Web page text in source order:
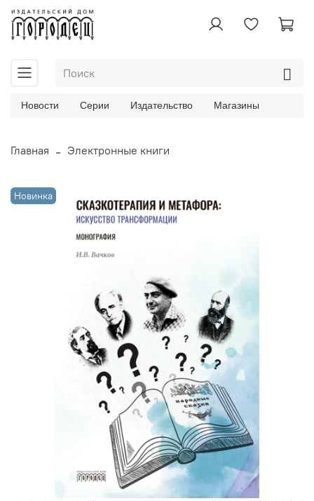
Новости Серии Издательство Магазины
Главная Электронные книги
Новинка